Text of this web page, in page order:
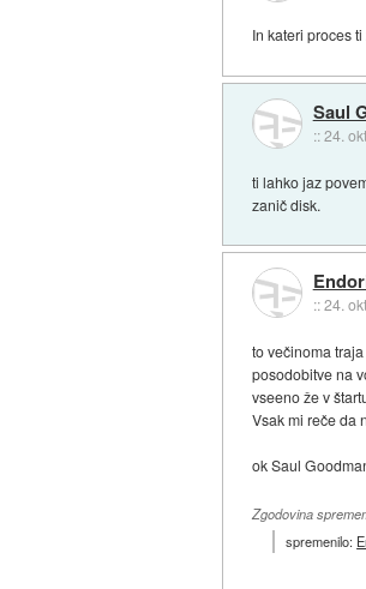
In kateri proces
Saul
::24.
ti lahko jaz
zanič disk.
::24.
to večinoma
posodobitve na
vseeno že v
Vsak mi reče da
ok Saul
Zgodovina
spremenilo: